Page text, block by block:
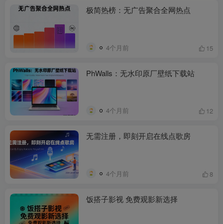
极简热榜：无广告聚合全网热点
4个月前 15
PhWalls：无水印原厂壁纸下载站
4个月前 12
无需注册，即刻开启在线点歌房
4个月前 8
饭搭子影视 免费观影新选择